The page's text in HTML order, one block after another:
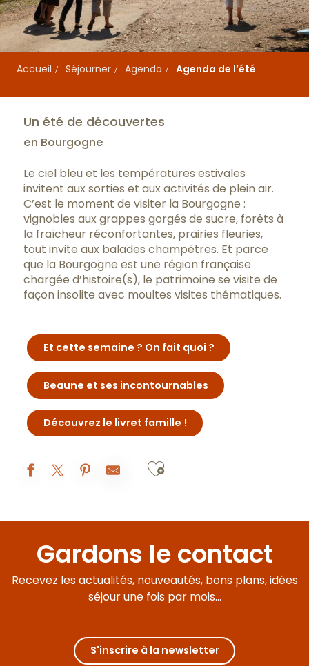
Accueil Séjourner Agenda Agenda de l’été
Un été de découvertes
en Bourgogne
Le ciel bleu et les températures estivales
invitent aux sorties et aux activités de plein air.
C’est le moment de visiter la Bourgogne :
vignobles aux grappes gorgés de sucre, forêts à
la fraîcheur réconfortantes, prairies fleuries,
tout invite aux balades champêtres. Et parce
que la Bourgogne est une région française
chargée d’histoire(s), le patrimoine se visite de
façon insolite avec moultes visites thématiques.
Et cette semaine ? On fait quoi ?
Beaune et ses incontournables
Découvrez le livret famille !
Ajouter aux
Marché de Meursault
Chasse, Pêche et Nature
Salon Minéraux
Foire Antiquités-brocante 56 ième ANNEE
101e FOIRE ANTIQUITÉS-BROCANTE DE NOLAY
Apéro concert
Visites accompagnées du Moulin Sorine
Gardons le contact
Recevez les actualités, nouveautés, bons plans, idées
séjour une fois par mois...
S'inscrire à la newsletter